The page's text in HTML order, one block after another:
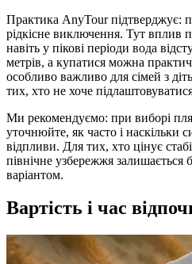
Практика AnyTour підтверджує:
рідкісне виключення. Тут вплив
навіть у пікові періоди вода
метрів, а купатися можна
особливо важливо для сімей з
тих, хто не хоче
Ми рекомендуємо: при виборі
уточнюйте, як часто і наскільки
відпливи. Для тих, хто цінує
північне узбережжя залишається
варіантом.
Вартість і час